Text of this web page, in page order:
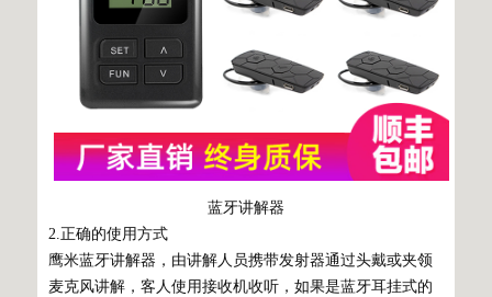
蓝牙讲解器
2.正确的使用方式
鹰米蓝牙讲解器，由讲解人员携带发射器通过头戴或夹领
麦克风讲解，客人使用接收机收听，如果是蓝牙耳挂式的